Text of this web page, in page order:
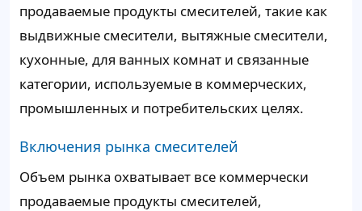
продаваемые продукты смесителей, такие как
выдвижные смесители, вытяжные смесители,
кухонные, для ванных комнат и связанные
категории, используемые в коммерческих,
промышленных и потребительских целях.
Включения рынка смесителей
Объем рынка охватывает все коммерчески
продаваемые продукты смесителей,